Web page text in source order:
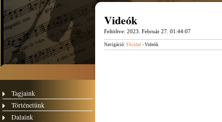
Tagjaink
Történetünk
Dalaink
Videók
Feltöltve: 2023. Február 27. 01:44:07
Navigáció: Főoldal - Videók